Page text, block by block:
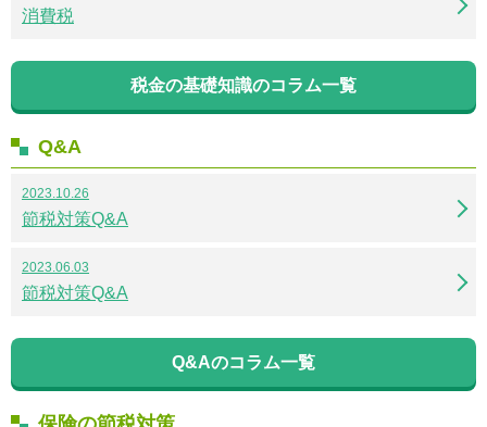
消費税
税金の基礎知識のコラム一覧
Q&A
2023.10.26
節税対策Q&A
2023.06.03
節税対策Q&A
Q&Aのコラム一覧